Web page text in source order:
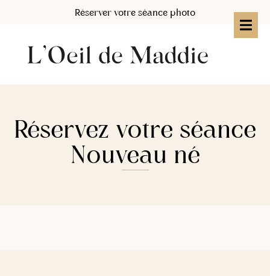
Réserver votre séance photo
Réservez votre séance
Nouveau né